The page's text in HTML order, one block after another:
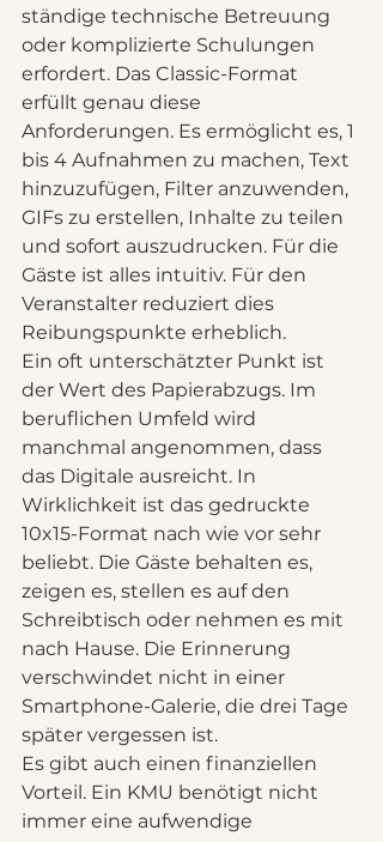
ständige technische Betreuung
oder komplizierte Schulungen
erfordert. Das Classic-Format
erfüllt genau diese
Anforderungen. Es ermöglicht es, 1
bis 4 Aufnahmen zu machen, Text
hinzuzufügen, Filter anzuwenden,
GIFs zu erstellen, Inhalte zu teilen
und sofort auszudrucken. Für die
Gäste ist alles intuitiv. Für den
Veranstalter reduziert dies
Reibungspunkte erheblich.
Ein oft unterschätzter Punkt ist
der Wert des Papierabzugs. Im
beruflichen Umfeld wird
manchmal angenommen, dass
das Digitale ausreicht. In
Wirklichkeit ist das gedruckte
10x15-Format nach wie vor sehr
beliebt. Die Gäste behalten es,
zeigen es, stellen es auf den
Schreibtisch oder nehmen es mit
nach Hause. Die Erinnerung
verschwindet nicht in einer
Smartphone-Galerie, die drei Tage
später vergessen ist.
Es gibt auch einen finanziellen
Vorteil. Ein KMU benötigt nicht
immer eine aufwendige